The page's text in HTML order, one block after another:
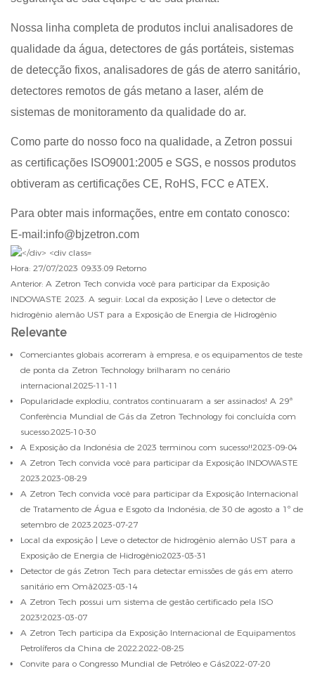
Nossa linha completa de produtos inclui analisadores de
qualidade da água, detectores de gás portáteis, sistemas
de detecção fixos, analisadores de gás de aterro sanitário,
detectores remotos de gás metano a laser, além de
sistemas de monitoramento da qualidade do ar.
Como parte do nosso foco na qualidade, a Zetron possui
as certificações ISO9001:2005 e SGS, e nossos produtos
obtiveram as certificações CE, RoHS, FCC e ATEX.
Para obter mais informações, entre em contato conosco:
E-mail:info@bjzetron.com
Hora: 27/07/2023 09:33:09 Retorno
Anterior: A Zetron Tech convida você para participar da Exposição
INDOWASTE 2023. A seguir: Local da exposição | Leve o detector de
hidrogênio alemão UST para a Exposição de Energia de Hidrogênio
Relevante
Comerciantes globais acorreram à empresa, e os equipamentos de teste
de ponta da Zetron Technology brilharam no cenário
internacional.2025-11-11
Popularidade explodiu, contratos continuaram a ser assinados! A 29ª
Conferência Mundial de Gás da Zetron Technology foi concluída com
sucesso.2025-10-30
A Exposição da Indonésia de 2023 terminou com sucesso!!2023-09-04
A Zetron Tech convida você para participar da Exposição INDOWASTE
2023.2023-08-29
A Zetron Tech convida você para participar da Exposição Internacional
de Tratamento de Água e Esgoto da Indonésia, de 30 de agosto a 1º de
setembro de 2023.2023-07-27
Local da exposição | Leve o detector de hidrogênio alemão UST para a
Exposição de Energia de Hidrogênio2023-03-31
Detector de gás Zetron Tech para detectar emissões de gás em aterro
sanitário em Omã2023-03-14
A Zetron Tech possui um sistema de gestão certificado pela ISO
2023!2023-03-07
A Zetron Tech participa da Exposição Internacional de Equipamentos
Petrolíferos da China de 2022.2022-08-25
Convite para o Congresso Mundial de Petróleo e Gás2022-07-20